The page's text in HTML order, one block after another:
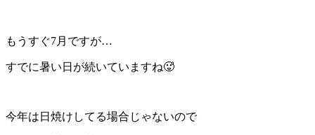
もうすぐ7月ですが…
すでに暑い日が続いていますね🥵
今年は日焼けしてる場合じゃないので